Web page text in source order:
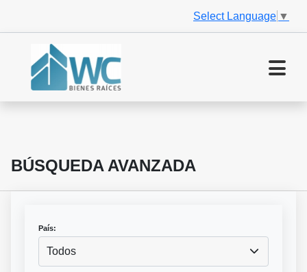
Select Language ▼
BÚSQUEDA AVANZADA
País:
Todos